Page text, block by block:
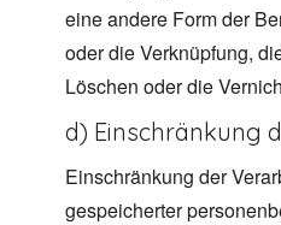
eine andere Form der
oder die Verknüpfung,
Löschen oder die
d) Einschränkung
Einschränkung der
gespeicherter